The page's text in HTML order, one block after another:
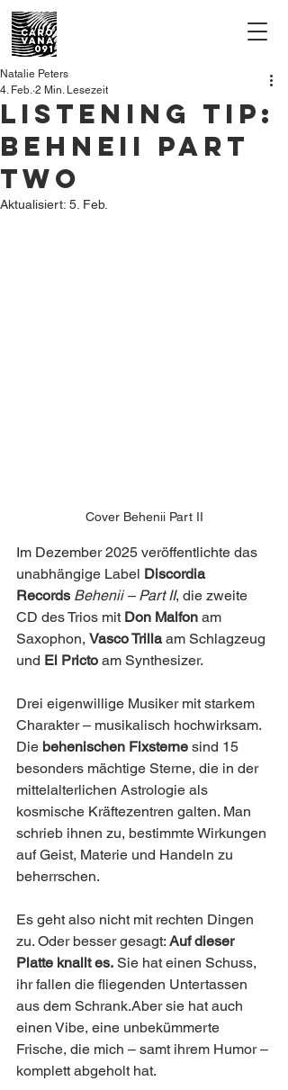
Listening tip:
Behneii part
two
Natalie Peters
4. Feb. 2 Min. Lesezeit
Aktualisiert: 5. Feb.
Cover Behenii Part II
Im Dezember 2025 veröffentlichte das
unabhängige Label Discordia
Records Behenii – Part II, die zweite
CD des Trios mit Don Malfon am
Saxophon, Vasco Trilla am Schlagzeug
und El Pricto am Synthesizer.
Drei eigenwillige Musiker mit starkem
Charakter – musikalisch hochwirksam.
Die behenischen Fixsterne sind 15
besonders mächtige Sterne, die in der
mittelalterlichen Astrologie als
kosmische Kräftezentren galten. Man
schrieb ihnen zu, bestimmte Wirkungen
auf Geist, Materie und Handeln zu
beherrschen.
Es geht also nicht mit rechten Dingen
zu. Oder besser gesagt: Auf dieser
Platte knallt es. Sie hat einen Schuss,
ihr fallen die fliegenden Untertassen
aus dem Schrank.Aber sie hat auch
einen Vibe, eine unbekümmerte
Frische, die mich – samt ihrem Humor –
komplett abgeholt hat.